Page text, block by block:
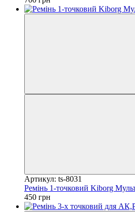
Артикул: ts-8031
Ремінь 1-точковий Kiborg
450 грн